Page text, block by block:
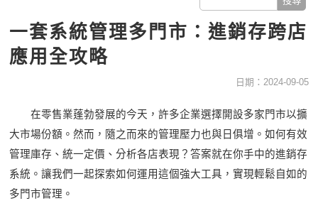
一套系統管理多門市：進銷存跨店
應用全攻略
日期：2024-09-05
在零售業蓬勃發展的今天，許多企業選擇開設多家門市以擴
大市場份額。然而，隨之而來的管理壓力也與日俱增。如何有效
管理庫存、統一定價、分析各店表現？答案就在你手中的進銷存
系統。讓我們一起探索如何運用這個強大工具，實現輕鬆自如的
多門市管理。